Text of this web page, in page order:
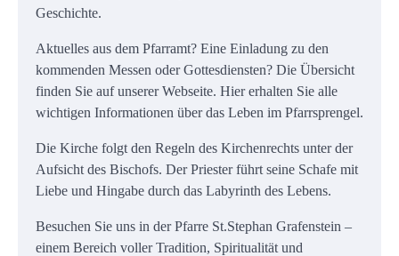
Geschichte.
Aktuelles aus dem Pfarramt? Eine Einladung zu den
kommenden Messen oder Gottesdiensten? Die Übersicht
finden Sie auf unserer Webseite. Hier erhalten Sie alle
wichtigen Informationen über das Leben im Pfarrsprengel.
Die Kirche folgt den Regeln des Kirchenrechts unter der
Aufsicht des Bischofs. Der Priester führt seine Schafe mit
Liebe und Hingabe durch das Labyrinth des Lebens.
Besuchen Sie uns in der Pfarre St.Stephan Grafenstein –
einem Bereich voller Tradition, Spiritualität und